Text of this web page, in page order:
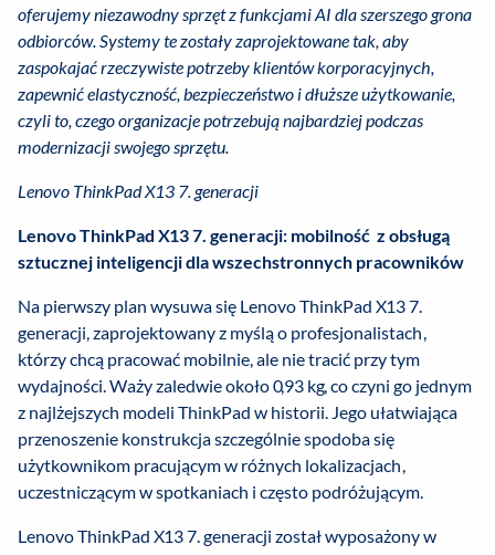
oferujemy niezawodny sprzęt z funkcjami AI dla szerszego grona
odbiorców. Systemy te zostały zaprojektowane tak, aby
zaspokajać rzeczywiste potrzeby klientów korporacyjnych,
zapewnić elastyczność, bezpieczeństwo i dłuższe użytkowanie,
czyli to, czego organizacje potrzebują najbardziej podczas
modernizacji swojego sprzętu.
Lenovo ThinkPad X13 7. generacji
Lenovo ThinkPad X13 7. generacji: mobilność z obsługą
sztucznej inteligencji dla wszechstronnych pracowników
Na pierwszy plan wysuwa się Lenovo ThinkPad X13 7.
generacji, zaprojektowany z myślą o profesjonalistach,
którzy chcą pracować mobilnie, ale nie tracić przy tym
wydajności. Waży zaledwie około 0,93 kg, co czyni go jednym
z najlżejszych modeli ThinkPad w historii. Jego ułatwiająca
przenoszenie konstrukcja szczególnie spodoba się
użytkownikom pracującym w różnych lokalizacjach,
uczestniczącym w spotkaniach i często podróżującym.
Lenovo ThinkPad X13 7. generacji został wyposażony w